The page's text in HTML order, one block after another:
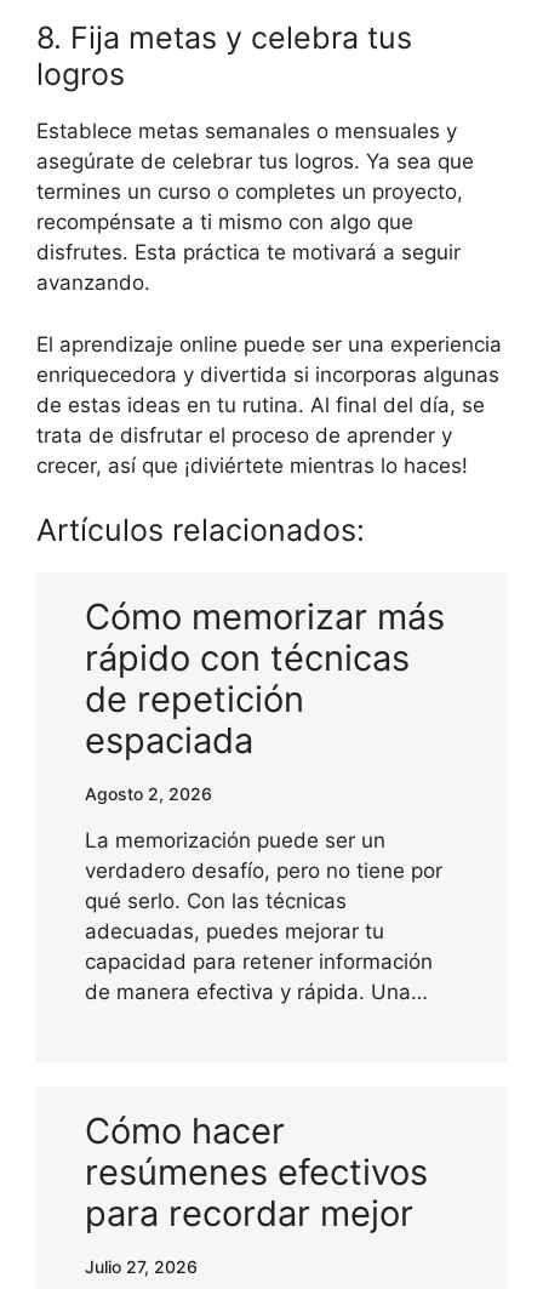
8. Fija metas y celebra tus
logros
Establece metas semanales o mensuales y
asegúrate de celebrar tus logros. Ya sea que
termines un curso o completes un proyecto,
recompénsate a ti mismo con algo que
disfrutes. Esta práctica te motivará a seguir
avanzando.
El aprendizaje online puede ser una experiencia
enriquecedora y divertida si incorporas algunas
de estas ideas en tu rutina. Al final del día, se
trata de disfrutar el proceso de aprender y
crecer, así que ¡diviértete mientras lo haces!
Artículos relacionados:
Cómo memorizar más
rápido con técnicas
de repetición
espaciada
Agosto 2, 2026
La memorización puede ser un
verdadero desafío, pero no tiene por
qué serlo. Con las técnicas
adecuadas, puedes mejorar tu
capacidad para retener información
de manera efectiva y rápida. Una…
Cómo hacer
resúmenes efectivos
para recordar mejor
Julio 27, 2026